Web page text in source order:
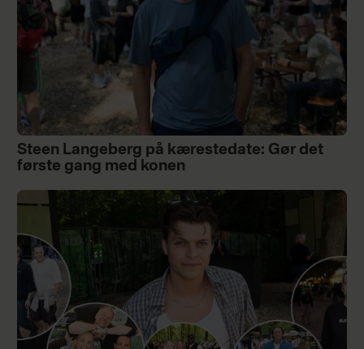
Steen Langeberg på kærestedate: Gør det
første gang med konen